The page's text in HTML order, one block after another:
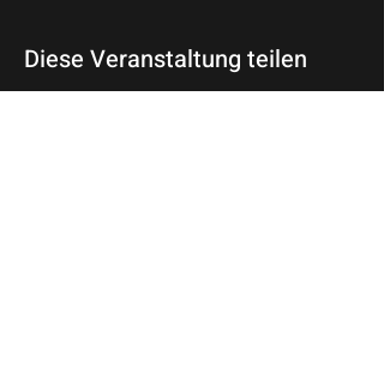
Diese Veranstaltung teilen